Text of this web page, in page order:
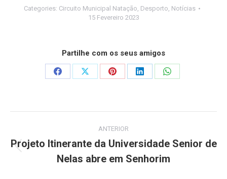
Categories: Circuito Municipal Natação, Desporto, Notícias
15 Fevereiro 2023
Partilhe com os seus amigos
Share
Share
Share
Share
Share
navigation
ANTERIOR
post:
Projeto Itinerante da Universidade Senior de
Nelas abre em Senhorim